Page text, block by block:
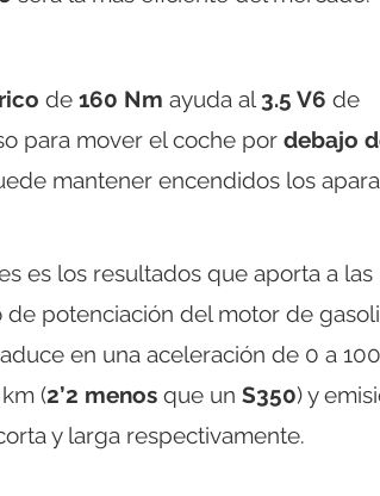
de 160 Nm ayuda al 3.5 V6 de
para mover el coche por debajo
mantener encendidos los
es los resultados que aporta a las
potenciación del motor de
en una aceleración de 0 a 100
(2’2 menos que un S350) y
y larga respectivamente.